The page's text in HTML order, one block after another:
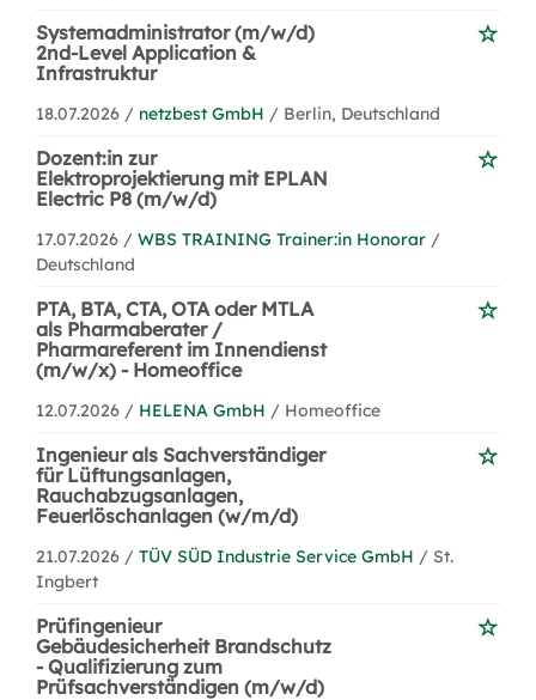
Systemadministrator (m/w/d)
2nd-Level Application &
Infrastruktur
18.07.2026 / netzbest GmbH / Berlin, Deutschland
Dozent:in zur
Elektroprojektierung mit EPLAN
Electric P8 (m/w/d)
17.07.2026 / WBS TRAINING Trainer:in Honorar /
Deutschland
PTA, BTA, CTA, OTA oder MTLA
als Pharmaberater /
Pharmareferent im Innendienst
(m/w/x) - Homeoffice
12.07.2026 / HELENA GmbH / Homeoffice
Ingenieur als Sachverständiger
für Lüftungsanlagen,
Rauchabzugsanlagen,
Feuerlöschanlagen (w/m/d)
21.07.2026 / TÜV SÜD Industrie Service GmbH / St.
Ingbert
Prüfingenieur
Gebäudesicherheit Brandschutz
- Qualifizierung zum
Prüfsachverständigen (m/w/d)